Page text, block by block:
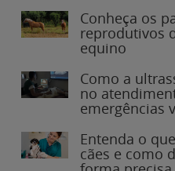
Conheça os
reprodutivos
equino
Como a
no
emergências
Entenda o
cães e como
forma precisa